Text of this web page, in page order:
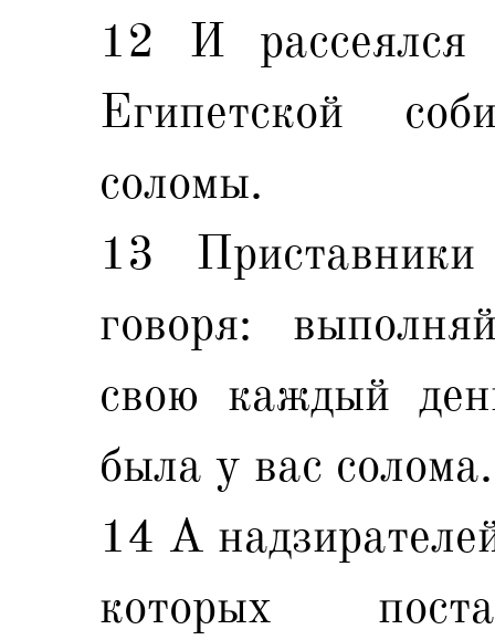
12 И рассеялся
Египетской
соломы.
13
говоря:
свою каждый
была у вас солома.
14 А
которых